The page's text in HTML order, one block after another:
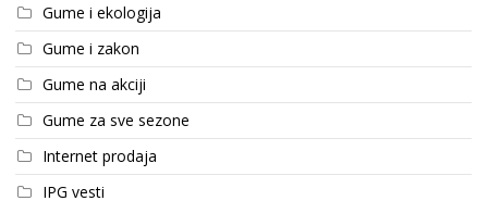
Gume i ekologija
Gume i zakon
Gume na akciji
Gume za sve sezone
Internet prodaja
IPG vesti